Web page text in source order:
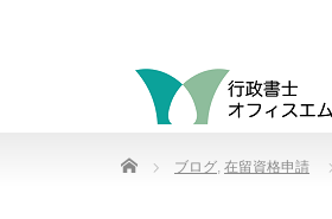
Home ブログ, 在留資格申請